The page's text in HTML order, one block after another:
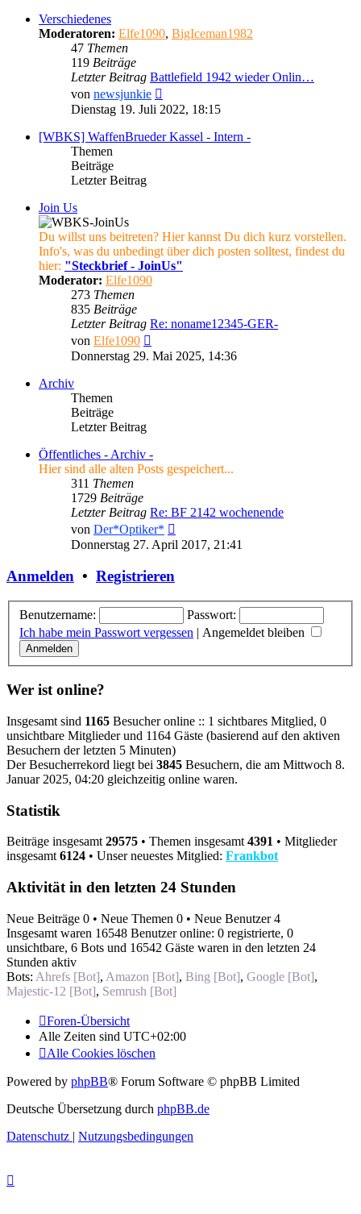
Verschiedenes
Moderatoren: Elfe1090, BigIceman1982
47 Themen
119 Beiträge
Letzter Beitrag Battlefield 1942 wieder Onlin…
von newsjunkie
Beitrag
Dienstag 19. Juli 2022, 18:15
[WBKS] WaffenBrueder Kassel - Intern -
Themen
Beiträge
Letzter Beitrag
Join Us
Du willst uns beitreten? Hier kannst Du dich kurz vorstellen.
Info's, was du unbedingt über dich posten solltest, findest du
hier: "Steckbrief - JoinUs"
Moderator: Elfe1090
273 Themen
835 Beiträge
Letzter Beitrag Re: noname12345-GER-
von Elfe1090
Beitrag
Donnerstag 29. Mai 2025, 14:36
Archiv
Themen
Beiträge
Letzter Beitrag
Öffentliches - Archiv -
Hier sind alle alten Posts gespeichert...
311 Themen
1729 Beiträge
Letzter Beitrag Re: BF 2142 wochenende
von Der*Optiker*
Beitrag
Donnerstag 27. April 2017, 21:41
Anmelden • Registrieren
Benutzername:
Passwort:
Ich habe mein Passwort vergessen | Angemeldet bleiben
Wer ist online?
Insgesamt sind 1165 Besucher online :: 1 sichtbares Mitglied, 0
unsichtbare Mitglieder und 1164 Gäste (basierend auf den aktiven
Besuchern der letzten 5 Minuten)
Der Besucherrekord liegt bei 3845 Besuchern, die am Mittwoch 8.
Januar 2025, 04:20 gleichzeitig online waren.
Statistik
Beiträge insgesamt 29575 • Themen insgesamt 4391 • Mitglieder
insgesamt 6124 • Unser neuestes Mitglied: Frankbot
Aktivität in den letzten 24 Stunden
Neue Beiträge 0 • Neue Themen 0 • Neue Benutzer 4
Insgesamt waren 16548 Benutzer online: 0 registrierte, 0
unsichtbare, 6 Bots und 16542 Gäste waren in den letzten 24
Stunden aktiv
Bots: Ahrefs [Bot], Amazon [Bot], Bing [Bot], Google [Bot],
Majestic-12 [Bot], Semrush [Bot]
Foren-Übersicht
Alle Zeiten sind UTC+02:00
Alle Cookies löschen
Powered by phpBB® Forum Software © phpBB Limited
Deutsche Übersetzung durch phpBB.de
Datenschutz | Nutzungsbedingungen